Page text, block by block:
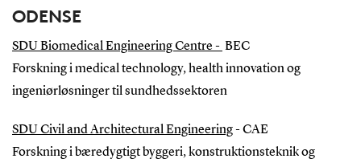
ODENSE
SDU Biomedical Engineering Centre - BEC
Forskning i medical technology, health innovation og
ingeniørløsninger til sundhedssektoren
SDU Civil and Architectural Engineering- CAE
Forskning i bæredygtigt byggeri, konstruktionsteknik og